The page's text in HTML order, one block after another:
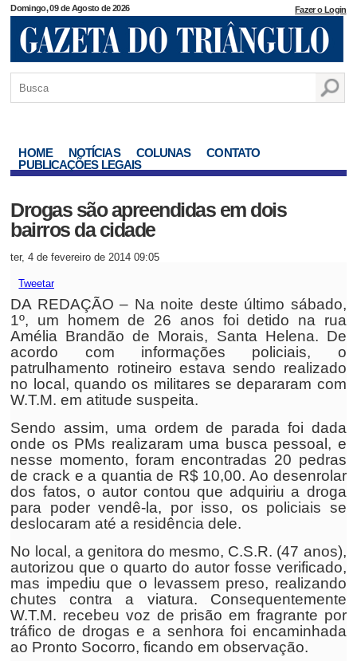
Domingo, 09 de Agosto de 2026 Fazer o Login
HOME NOTÍCIAS COLUNAS
CONTATO
PUBLICAÇÕES LEGAIS
Drogas são apreendidas em dois
bairros da cidade
ter, 4 de fevereiro de 2014 09:05
Tweetar
DA REDAÇÃO – Na noite deste último sábado,
1º, um homem de 26 anos foi detido na rua
Amélia Brandão de Morais, Santa Helena. De
acordo com informações policiais, o
patrulhamento rotineiro estava sendo realizado
no local, quando os militares se depararam com
W.T.M. em atitude suspeita.
Sendo assim, uma ordem de parada foi dada
onde os PMs realizaram uma busca pessoal, e
nesse momento, foram encontradas 20 pedras
de crack e a quantia de R$ 10,00. Ao desenrolar
dos fatos, o autor contou que adquiriu a droga
para poder vendê-la, por isso, os policiais se
deslocaram até a residência dele.
No local, a genitora do mesmo, C.S.R. (47 anos),
autorizou que o quarto do autor fosse verificado,
mas impediu que o levassem preso, realizando
chutes contra a viatura. Consequentemente
W.T.M. recebeu voz de prisão em fragrante por
tráfico de drogas e a senhora foi encaminhada
ao Pronto Socorro, ficando em observação.